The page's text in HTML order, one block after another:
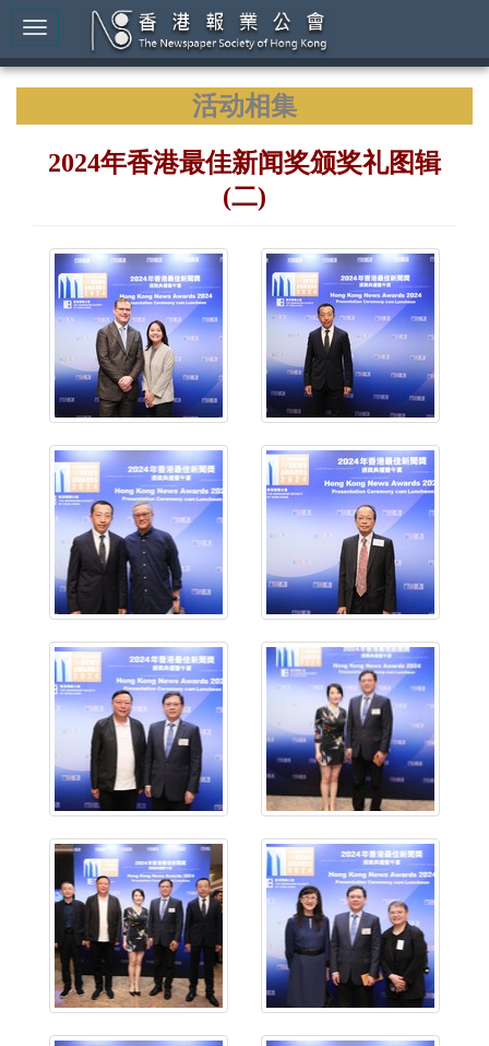
活动相集
2024年香港最佳新闻奖颁奖礼图辑
(二)